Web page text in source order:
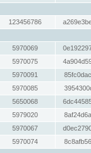
123456786
5970069
5970075
5970091
5970085
5650068
5979020
5970067
5970074